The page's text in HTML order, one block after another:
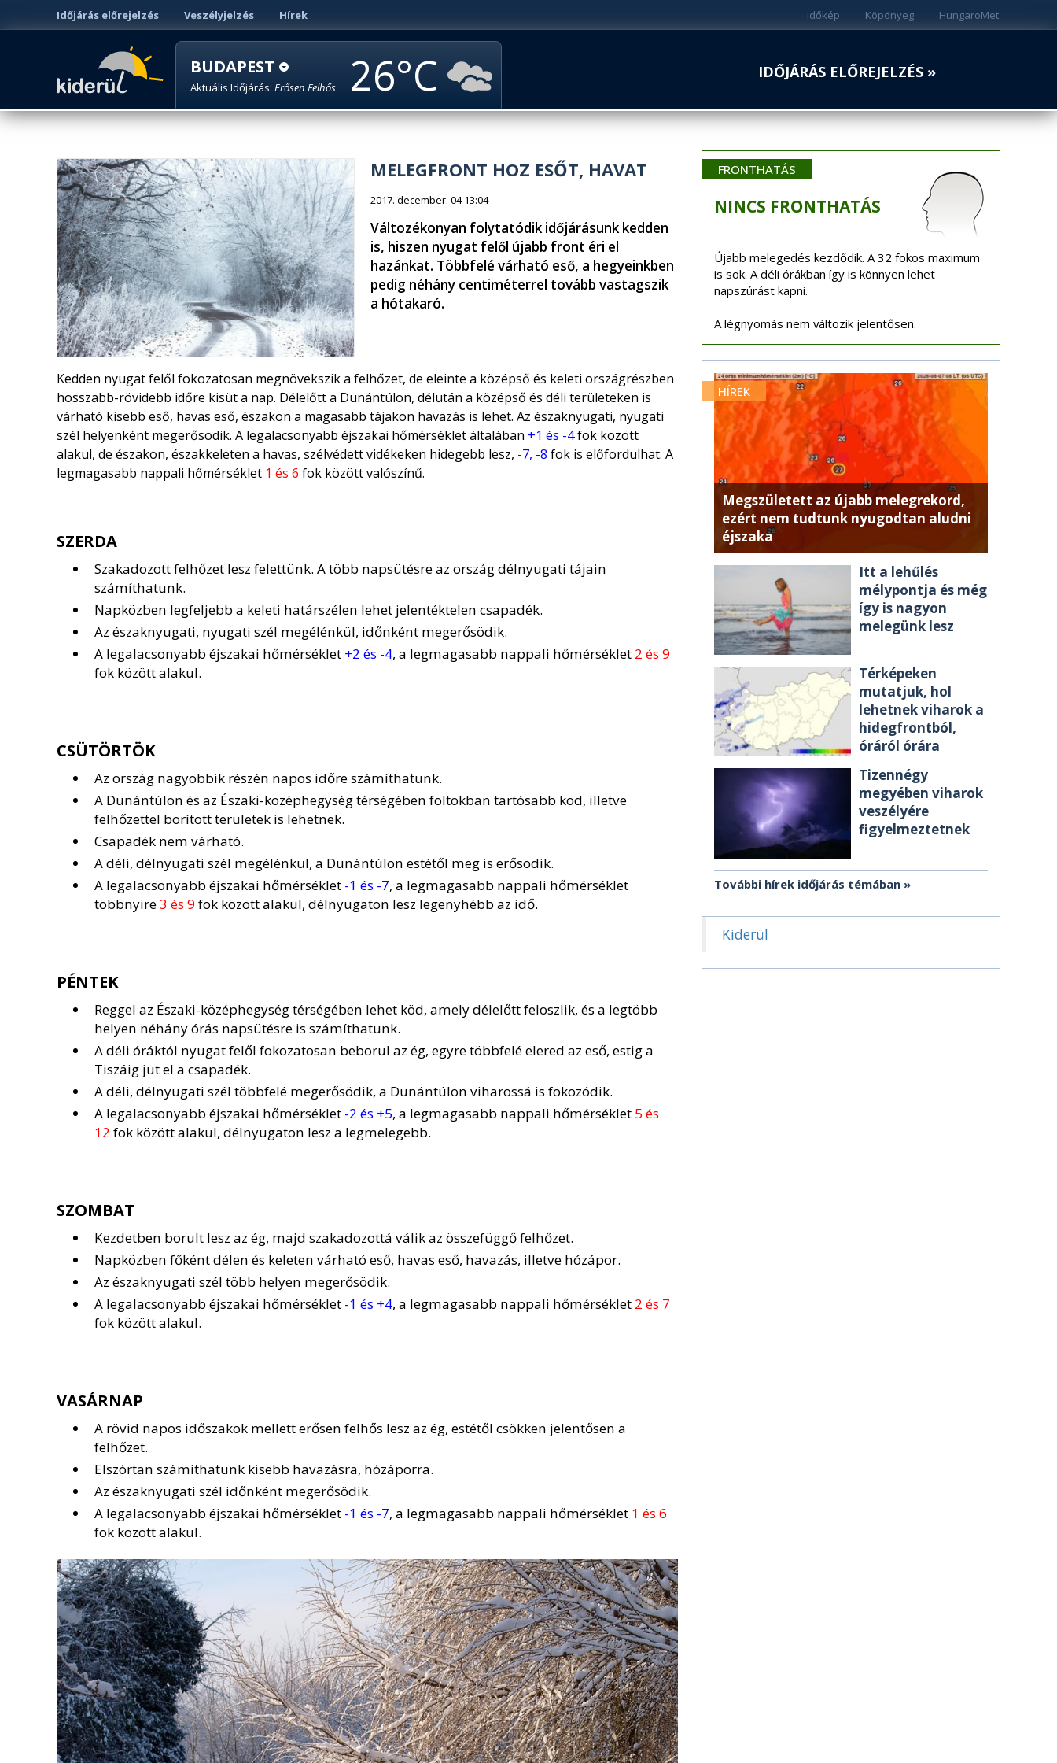
Időjárás előrejelzés Veszélyjelzés Hírek HungaroMet
Köpönyeg
Időkép
BUDAPEST
Aktuális Időjárás: Erősen Felhős 26 IDŐJÁRÁS ELŐREJELZÉS »
MELEGFRONT HOZ ESŐT, HAVAT
2017. december. 04 13:04
Változékonyan folytatódik időjárásunk kedden
is, hiszen nyugat felől újabb front éri el
hazánkat. Többfelé várható eső, a hegyeinkben
pedig néhány centiméterrel tovább vastagszik
a hótakaró.
Kedden nyugat felől fokozatosan megnövekszik a felhőzet, de eleinte a középső és keleti országrészben
hosszabb-rövidebb időre kisüt a nap. Délelőtt a Dunántúlon, délután a középső és déli területeken is
várható kisebb eső, havas eső, északon a magasabb tájakon havazás is lehet. Az északnyugati, nyugati
szél helyenként megerősödik. A legalacsonyabb éjszakai hőmérséklet általában +1 és -4fok között
alakul, de északon, északkeleten a havas, szélvédett vidékeken hidegebb lesz, -7, -8 fok is előfordulhat. A
legmagasabb nappali hőmérséklet 1 és 6 fok között valószínű.
SZERDA
Szakadozott felhőzet lesz felettünk. A több napsütésre az ország délnyugati tájain
számíthatunk.
Napközben legfeljebb a keleti határszélen lehet jelentéktelen csapadék.
Az északnyugati, nyugati szél megélénkül, időnként megerősödik.
A legalacsonyabb éjszakai hőmérséklet +2 és -4, a legmagasabb nappali hőmérséklet 2 és 9
fok között alakul.
CSÜTÖRTÖK
Az ország nagyobbik részén napos időre számíthatunk.
A Dunántúlon és az Északi-középhegység térségében foltokban tartósabb köd, illetve
felhőzettel borított területek is lehetnek.
Csapadék nem várható.
A déli, délnyugati szél megélénkül, a Dunántúlon estétől meg is erősödik.
A legalacsonyabb éjszakai hőmérséklet -1 és -7, a legmagasabb nappali hőmérséklet
többnyire3 és 9fok között alakul, délnyugaton lesz legenyhébb az idő.
PÉNTEK
Reggel az Északi-középhegység térségében lehet köd, amely délelőtt feloszlik, és a legtöbb
helyen néhány órás napsütésre is számíthatunk.
A déli óráktól nyugat felől fokozatosan beborul az ég, egyre többfelé elered az eső, estig a
Tiszáig jut el a csapadék.
A déli, délnyugati szél többfelé megerősödik, a Dunántúlon viharossá is fokozódik.
A legalacsonyabb éjszakai hőmérséklet -2 és +5, a legmagasabb nappali hőmérséklet 5 és
12 fok között alakul, délnyugaton lesz a legmelegebb.
SZOMBAT
Kezdetben borult lesz az ég, majd szakadozottá válik az összefüggő felhőzet.
Napközben főként délen és keleten várható eső, havas eső, havazás, illetve hózápor.
Az északnyugati szél több helyen megerősödik.
A legalacsonyabb éjszakai hőmérséklet -1 és +4, a legmagasabb nappali hőmérséklet 2 és 7
fok között alakul.
VASÁRNAP
A rövid napos időszakok mellett erősen felhős lesz az ég, estétől csökken jelentősen a
felhőzet.
Elszórtan számíthatunk kisebb havazásra, hózáporra.
Az északnyugati szél időnként megerősödik.
A legalacsonyabb éjszakai hőmérséklet -1 és -7, a legmagasabb nappali hőmérséklet 1 és 6
fok között alakul.
FRONTHATÁS
NINCS FRONTHATÁS
Újabb melegedés kezdődik. A 32 fokos maximum
is sok. A déli órákban így is könnyen lehet
napszúrást kapni.
A légnyomás nem változik jelentősen.
HÍREK
Megszületett az újabb melegrekord,
ezért nem tudtunk nyugodtan aludni
éjszaka
Itt a lehűlés
mélypontja és még
így is nagyon
melegünk lesz
Térképeken
mutatjuk, hol
lehetnek viharok a
hidegfrontból,
óráról órára
Tizennégy
megyében viharok
veszélyére
figyelmeztetnek
További hírek időjárás témában
Kiderül